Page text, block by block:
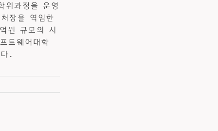
위과정을 운영
장을 역임한
원 규모의 시
트웨어대학
.